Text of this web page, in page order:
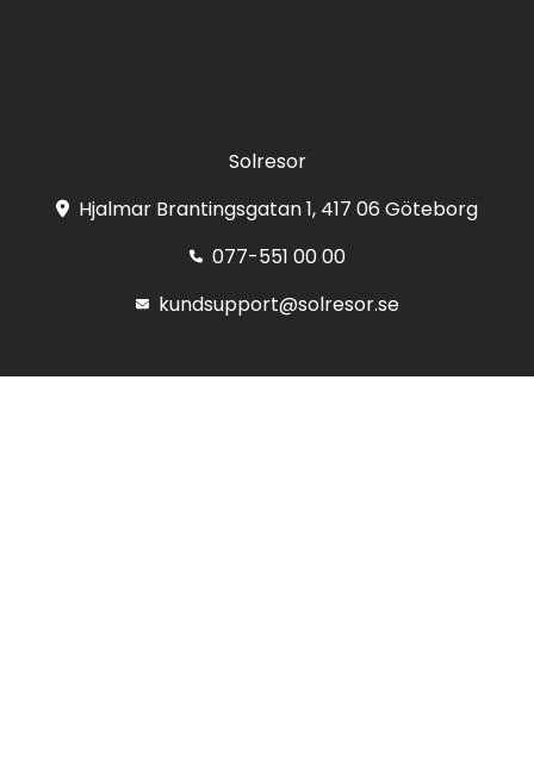
Solresor
Hjalmar Brantingsgatan 1, 417 06 Göteborg
077-551 00 00
kundsupport@solresor.se